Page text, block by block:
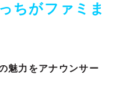
ちがファミま
魅力をアナウンサー